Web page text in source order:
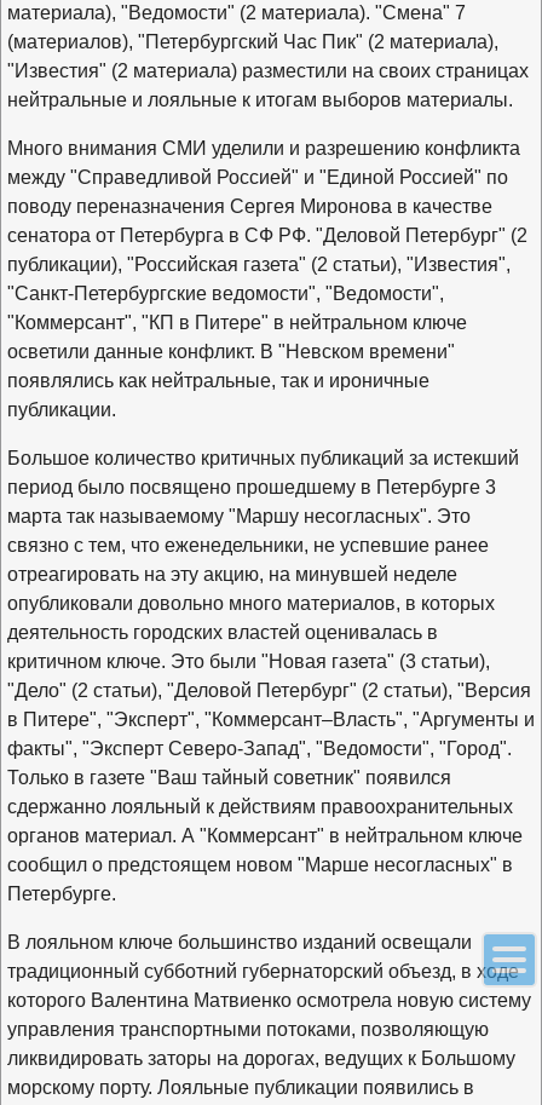
материала), "Ведомости" (2 материала). "Смена" 7
(материалов), "Петербургский Час Пик" (2 материала),
"Известия" (2 материала) разместили на своих страницах
нейтральные и лояльные к итогам выборов материалы.
Много внимания СМИ уделили и разрешению конфликта
между "Справедливой Россией" и "Единой Россией" по
поводу переназначения Сергея Миронова в качестве
сенатора от Петербурга в СФ РФ. "Деловой Петербург" (2
публикации), "Российская газета" (2 статьи), "Известия",
"Санкт-Петербургские ведомости", "Ведомости",
"Коммерсант", "КП в Питере" в нейтральном ключе
осветили данные конфликт. В "Невском времени"
появлялись как нейтральные, так и ироничные
публикации.
Большое количество критичных публикаций за истекший
период было посвящено прошедшему в Петербурге 3
марта так называемому "Маршу несогласных". Это
связно с тем, что еженедельники, не успевшие ранее
отреагировать на эту акцию, на минувшей неделе
опубликовали довольно много материалов, в которых
деятельность городских властей оценивалась в
критичном ключе. Это были "Новая газета" (3 статьи),
"Дело" (2 статьи), "Деловой Петербург" (2 статьи), "Версия
в Питере", "Эксперт", "Коммерсант–Власть", "Аргументы и
факты", "Эксперт Северо-Запад", "Ведомости", "Город".
Только в газете "Ваш тайный советник" появился
сдержанно лояльный к действиям правоохранительных
органов материал. А "Коммерсант" в нейтральном ключе
сообщил о предстоящем новом "Марше несогласных" в
Петербурге.
В лояльном ключе большинство изданий освещали
традиционный субботний губернаторский объезд, в ходе
которого Валентина Матвиенко осмотрела новую систему
управления транспортными потоками, позволяющую
ликвидировать заторы на дорогах, ведущих к Большому
морскому порту. Лояльные публикации появились в